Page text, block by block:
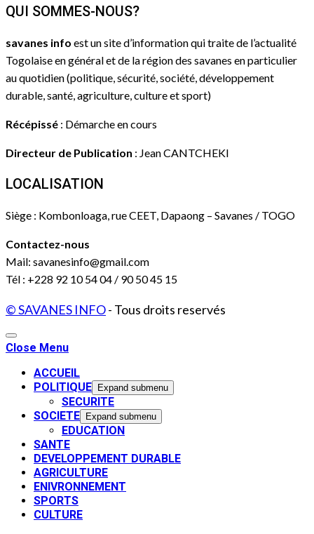
QUI SOMMES-NOUS?
savanes info est un site d’information qui traite de l’actualité
Togolaise en général et de la région des savanes en particulier
au quotidien (politique, sécurité, société, développement
durable, santé, agriculture, culture et sport)
Récépissé : Démarche en cours
Directeur de Publication : Jean CANTCHEKI
LOCALISATION
Siège : Kombonloaga, rue CEET, Dapaong – Savanes / TOGO
Contactez-nous
Mail: savanesinfo@gmail.com
Tél : +228 92 10 54 04 / 90 50 45 15
© SAVANES INFO- Tous droits reservés
Close Menu
ACCUEIL
POLITIQUE
Expand submenu
SECURITE
SOCIETE
Expand submenu
EDUCATION
SANTE
DEVELOPPEMENT DURABLE
AGRICULTURE
ENIVRONNEMENT
SPORTS
CULTURE